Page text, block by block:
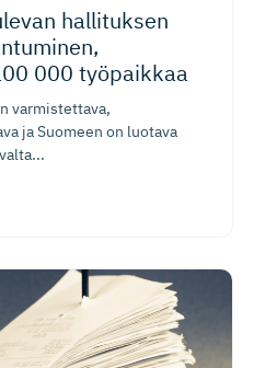
hallituksen
000 työpaikkaa
varmistettava,
ja Suomeen on luotava